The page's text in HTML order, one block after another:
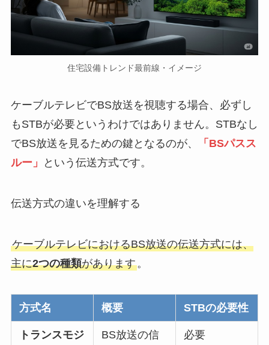
住宅設備トレンド最前線・イメージ
ケーブルテレビでBS放送を視聴する場合、必ずし
もSTBが必要というわけではありません。STBなし
でBS放送を見るための鍵となるのが、
「BSパスス
ルー」
という伝送方式です。
伝送方式の違いを理解する
ケーブルテレビにおけるBS放送の伝送方式には、
主に2つの種類があります。
方式名 概要 STBの必要性
トランスモジ
BS放送の信
必要